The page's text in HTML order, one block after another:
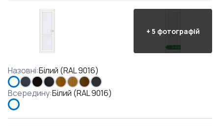
+ 5 фотографій
Назовні:Білий (RAL 9016)
Всередину:Білий (RAL 9016)